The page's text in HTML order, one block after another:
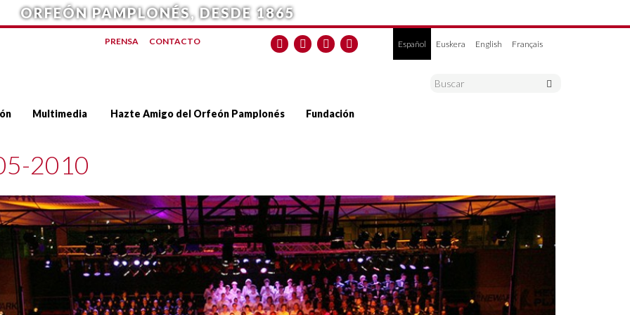
ORFEÓN PAMPLONÉS, DESDE 1865
Español Euskera English Français
PRENSA CONTACTO
Multimedia Hazte Amigo del Orfeón Pamplonés Fundación
2010